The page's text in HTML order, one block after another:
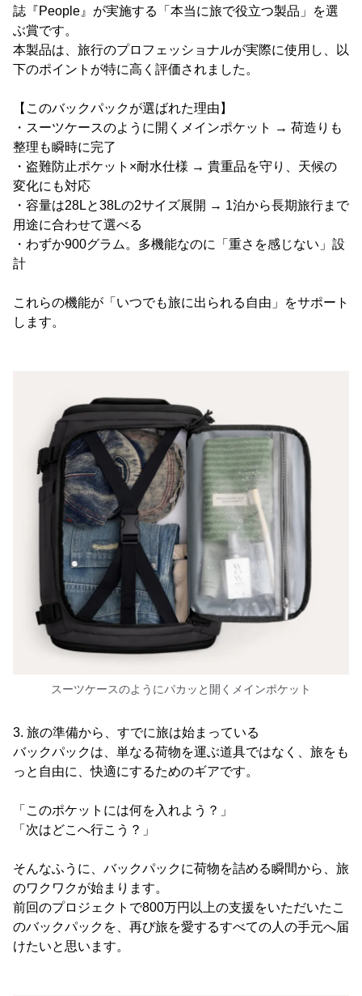
誌『People』が実施する「本当に旅で役立つ製品」を選
ぶ賞です。
本製品は、旅行のプロフェッショナルが実際に使用し、以
下のポイントが特に高く評価されました。
【このバックパックが選ばれた理由】
・スーツケースのように開くメインポケット → 荷造りも
整理も瞬時に完了
・盗難防止ポケット×耐水仕様 → 貴重品を守り、天候の
変化にも対応
・容量は28Lと38Lの2サイズ展開 → 1泊から長期旅行まで
用途に合わせて選べる
・わずか900グラム。多機能なのに「重さを感じない」設
計
これらの機能が「いつでも旅に出られる自由」をサポート
します。
スーツケースのようにパカッと開くメインポケット
3. 旅の準備から、すでに旅は始まっている
バックパックは、単なる荷物を運ぶ道具ではなく、旅をも
っと自由に、快適にするためのギアです。
「このポケットには何を入れよう？」
「次はどこへ行こう？」
そんなふうに、バックパックに荷物を詰める瞬間から、旅
のワクワクが始まります。
前回のプロジェクトで800万円以上の支援をいただいたこ
のバックパックを、再び旅を愛するすべての人の手元へ届
けたいと思います。